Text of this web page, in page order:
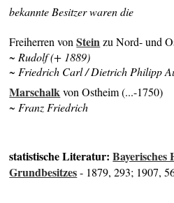
bekannte Besitzer waren die
Freiherren vonSteinzu Nord- und
~ Rudolf (+ 1889)
~ Friedrich Carl / Dietrich Philipp
Marschalkvon Ostheim (...-1750)
~ Franz Friedrich
statistische Literatur:Bayerisches
Grundbesitzes- 1879, 293; 1907,